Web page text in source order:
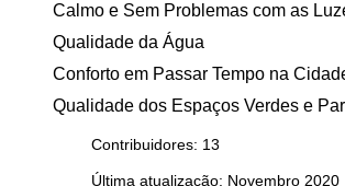
Calmo e Sem Problemas com as
Qualidade da Água
Conforto em Passar Tempo na
Qualidade dos Espaços Verdes e
Contribuidores: 13
Última atualização: Novembro 2020